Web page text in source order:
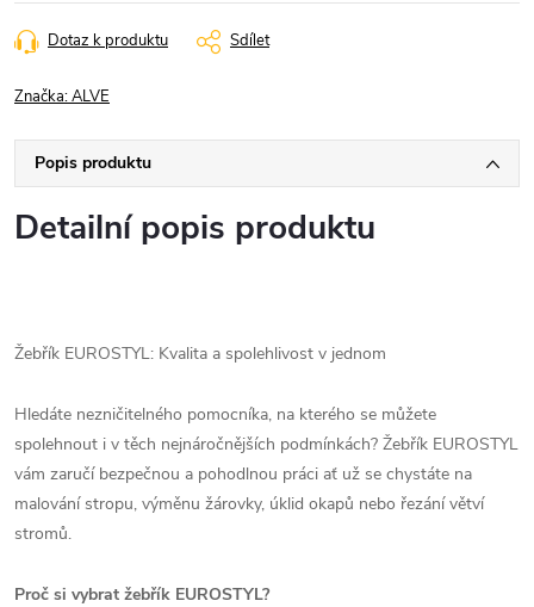
Dotaz k produktu Sdílet
Značka:ALVE
Popis produktu
Detailní popis produktu
Žebřík EUROSTYL: Kvalita a spolehlivost v jednom
Hledáte nezničitelného pomocníka, na kterého se můžete
spolehnout i v těch nejnáročnějších podmínkách? Žebřík EUROSTYL
vám zaručí bezpečnou a pohodlnou práci ať už se chystáte na
malování stropu, výměnu žárovky, úklid okapů nebo řezání větví
stromů.
Proč si vybrat žebřík EUROSTYL?